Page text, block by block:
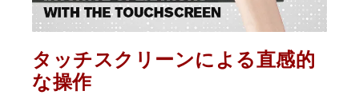
タッチスクリーンによる直感的
な操作